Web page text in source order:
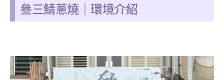
叄三鯖蔥燒｜環境介紹